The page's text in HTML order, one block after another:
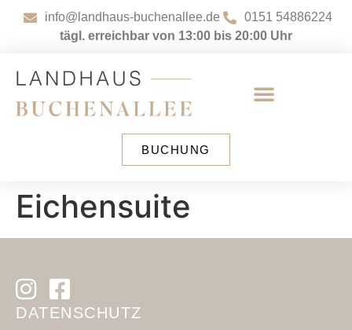
info@landhaus-buchenallee.de
0151 54886224
tägl. erreichbar von 13:00 bis 20:00 Uhr
BUCHUNG
Eichensuite
DATENSCHUTZ